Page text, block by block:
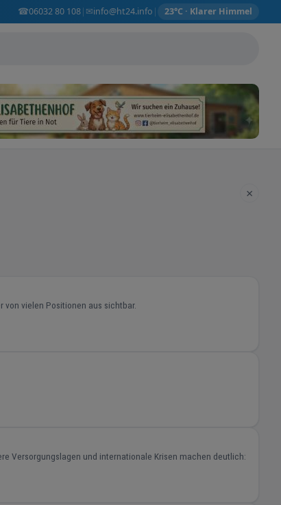
☎06032 80 108| ✉info@ht24.info | 23°C · Klarer Himmel
×
Seitenscheiben, ist das Feuer von vielen Positionen aus sichtbar.
Versorgungslagen und internationale Krisen machen deutlich: